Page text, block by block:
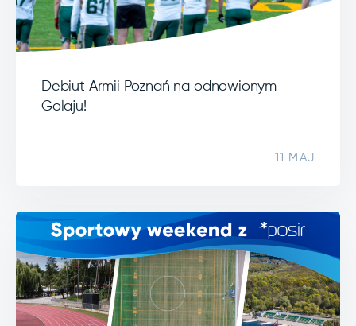
Debiut Armii Poznań na odnowionym
Golaju!
11 MAJ